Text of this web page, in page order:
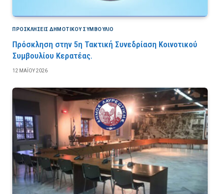
ΠΡΟΣΚΛΉΣΕΙΣ ΔΗΜΟΤΙΚΟΎ ΣΥΜΒΟΎΛΙΟ
Πρόσκληση στην 5η Τακτική Συνεδρίαση Κοινοτικού
Συμβουλίου Κερατέας.
12 ΜΑΪ́ΟΥ 2026